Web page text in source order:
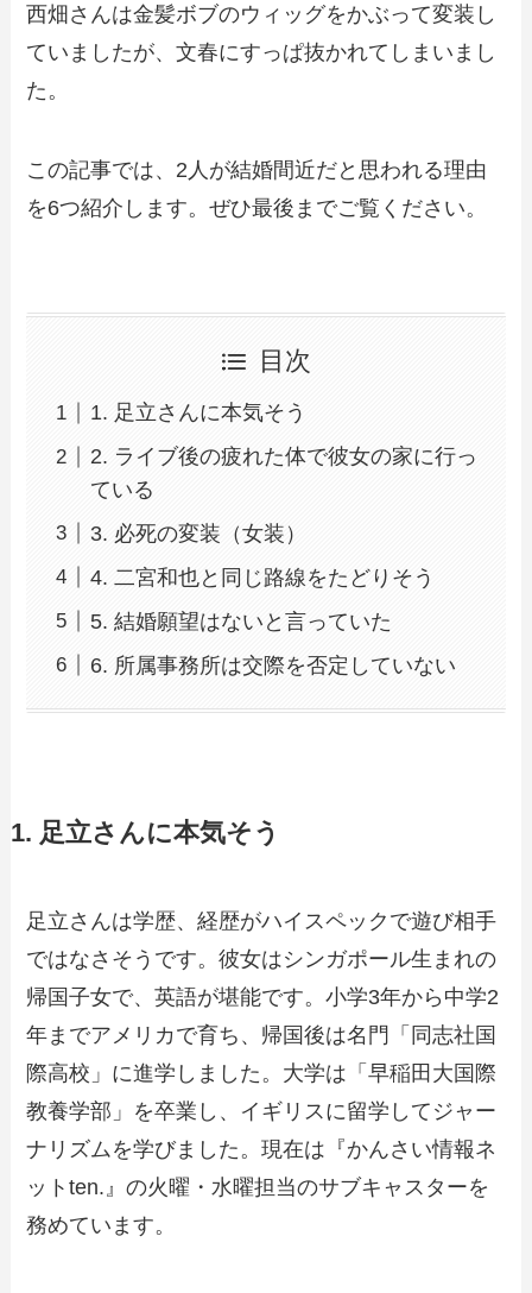
西畑さんは金髪ボブのウィッグをかぶって変装し
ていましたが、文春にすっぱ抜かれてしまいまし
た。
この記事では、2人が結婚間近だと思われる理由
を6つ紹介します。ぜひ最後までご覧ください。
目次
1. 足立さんに本気そう
2. ライブ後の疲れた体で彼女の家に行っ
ている
3. 必死の変装（女装）
4. 二宮和也と同じ路線をたどりそう
5. 結婚願望はないと言っていた
6. 所属事務所は交際を否定していない
1. 足立さんに本気そう
足立さんは学歴、経歴がハイスペックで遊び相手
ではなさそうです。彼女はシンガポール生まれの
帰国子女で、英語が堪能です。小学3年から中学2
年までアメリカで育ち、帰国後は名門「同志社国
際高校」に進学しました。大学は「早稲田大国際
教養学部」を卒業し、イギリスに留学してジャー
ナリズムを学びました。現在は『かんさい情報ネ
ットten.』の火曜・水曜担当のサブキャスターを
務めています。